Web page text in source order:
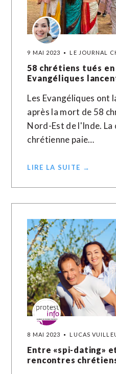
9 MAI 2023 LE JOURNAL
58 chrétiens tués en
Evangéliques
Les Evangéliques ont
après la mort de 58
Nord-Est de l'Inde. La
chrétienne paie…
LIRE LA SUITE →
8 MAI 2023 LUCAS
Entre «spi-dating»
rencontres